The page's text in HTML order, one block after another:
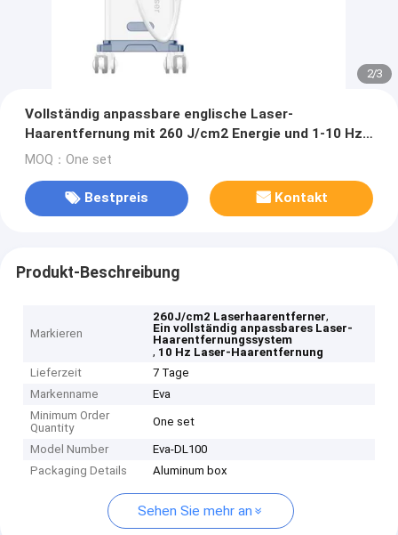
2/3
Vollständig anpassbare englische Laser-
Haarentfernung mit 260 J/cm2 Energie und 1-10 Hz
Wiederholungsrate
MOQ：One set
Bestpreis Kontakt
Produkt-Beschreibung
Markieren
260J/cm2 Laserhaarentferner,
Ein vollständig anpassbares Laser-
Haarentfernungssystem
, 10 Hz Laser-Haarentfernung
Lieferzeit
7 Tage
Markenname
Eva
Minimum Order
Quantity
One set
Model Number
Eva-DL100
Packaging Details
Aluminum box
Sehen Sie mehr an